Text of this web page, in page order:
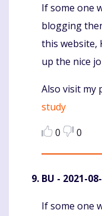
Komentaras
If some one
blogging
this website,
up the nice
Also visit my
study
0
0
BU - 2021-
Komentaras
If some one